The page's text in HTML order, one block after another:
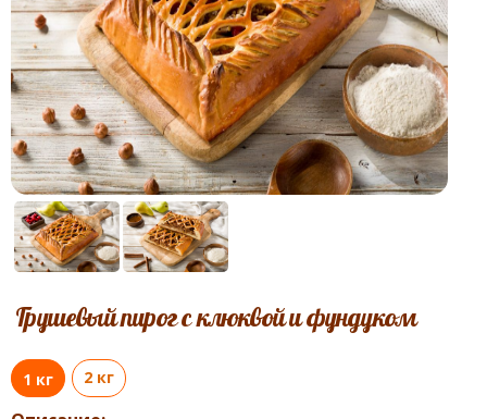
Грушевый пирог с клюквой и фундуком
1 кг 2 кг